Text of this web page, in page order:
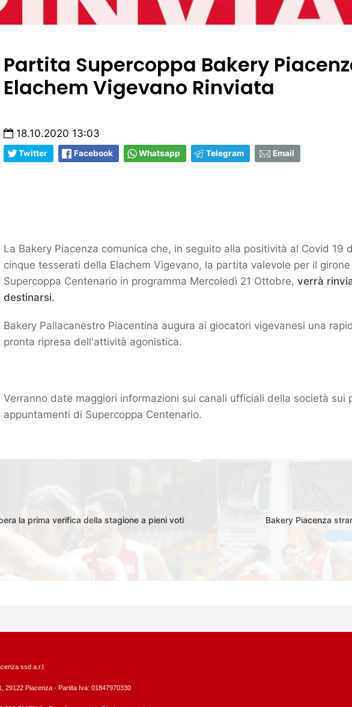
Partita Supercoppa Bakery
Elachem Vigevano Rinviata
18.10.2020 13:03
Twitter Facebook Whatsapp Telegram Email
La Bakery Piacenza comunica che, in seguito alla positività al Covid 19
cinque tesserati della Elachem Vigevano, la partita valevole per il
Supercoppa Centenario in programma Mercoledì 21 Ottobre, verrà
destinarsi.
Bakery Pallacanestro Piacentina augura ai giocatori vigevanesi una
pronta ripresa dell'attività agonistica.
Verranno date maggiori informazioni sui canali ufficiali della società sui
appuntamenti di Supercoppa Centenario.
la prima verifica della stagione a pieni voti Bakery Piacenza
ssd a.r.l.
29122 Piacenza - Partita Iva: 01847970330